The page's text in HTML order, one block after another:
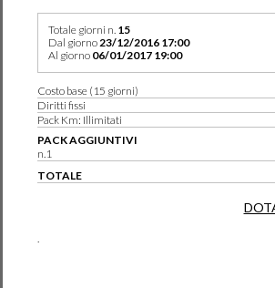
Totale giorni n. 15
Dal giorno23/12/2016 17:00
Al giorno 06/01/2017 19:00
Costo base (15 giorni)
Diritti fissi
Pack Km: Illimitati
PACK AGGIUNTIVI
n.1
TOTALE